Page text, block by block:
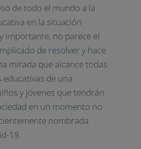
de todo el mundo a la
en la situación
importante, no parece el
de resolver y hace
mirada que alcance todas
educativas de una
y jóvenes que tendrán
en un momento no
nombrada
19.